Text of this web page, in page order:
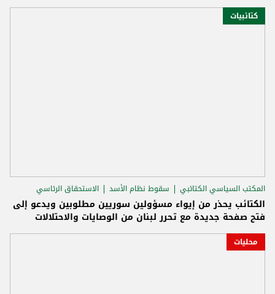
كتائبيات
المكتب السياسي الكتائبي سقوط نظام الأسد الاستحقاق الرئاسي
الكتائب يحذر من إيواء مسؤولين سوريين مطلوبين ويدعو إلى
فتح صفحة جديدة مع تحرر لبنان من الوصايات والاحتلالات
محليات